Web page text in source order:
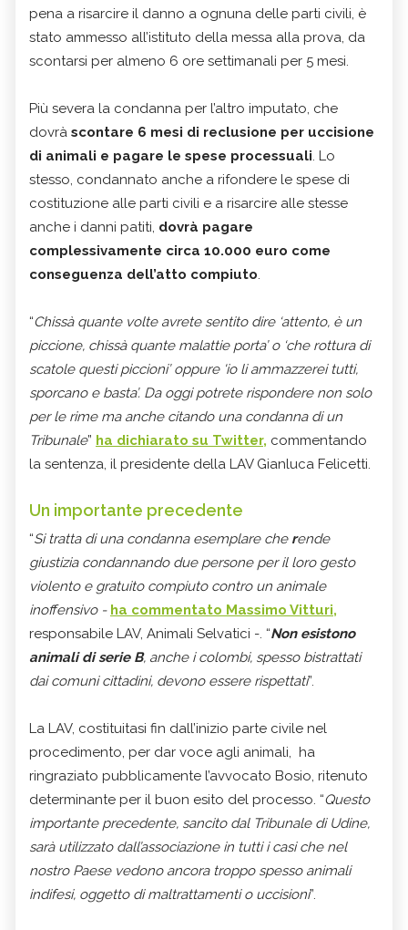
pena a risarcire il danno a ognuna delle parti civili, è
stato ammesso all’istituto della messa alla prova, da
scontarsi per almeno 6 ore settimanali per 5 mesi.
Più severa la condanna per l’altro imputato, che
dovrà scontare 6 mesi di reclusione per uccisione
di animali e pagare le spese processuali. Lo
stesso, condannato anche a rifondere le spese di
costituzione alle parti civili e a risarcire alle stesse
anche i danni patiti, dovrà pagare
complessivamente circa 10.000 euro come
conseguenza dell’atto compiuto.
“Chissà quante volte avrete sentito dire ‘attento, è un
piccione, chissà quante malattie porta’ o ‘che rottura di
scatole questi piccioni’ oppure 'io li ammazzerei tutti,
sporcano e basta’. Da oggi potrete rispondere non solo
per le rime ma anche citando una condanna di un
Tribunale” ha dichiarato su Twitter, commentando
la sentenza, il presidente della LAV Gianluca Felicetti.
Un importante precedente
“Si tratta di una condanna esemplare che rende
giustizia condannando due persone per il loro gesto
violento e gratuito compiuto contro un animale
inoffensivo - ha commentato Massimo Vitturi,
responsabile LAV, Animali Selvatici -. “Non esistono
animali di serie B, anche i colombi, spesso bistrattati
dai comuni cittadini, devono essere rispettati”.
La LAV, costituitasi fin dall’inizio parte civile nel
procedimento, per dar voce agli animali, ha
ringraziato pubblicamente l’avvocato Bosio, ritenuto
determinante per il buon esito del processo. “Questo
importante precedente, sancito dal Tribunale di Udine,
sarà utilizzato dall’associazione in tutti i casi che nel
nostro Paese vedono ancora troppo spesso animali
indifesi, oggetto di maltrattamenti o uccisioni”.